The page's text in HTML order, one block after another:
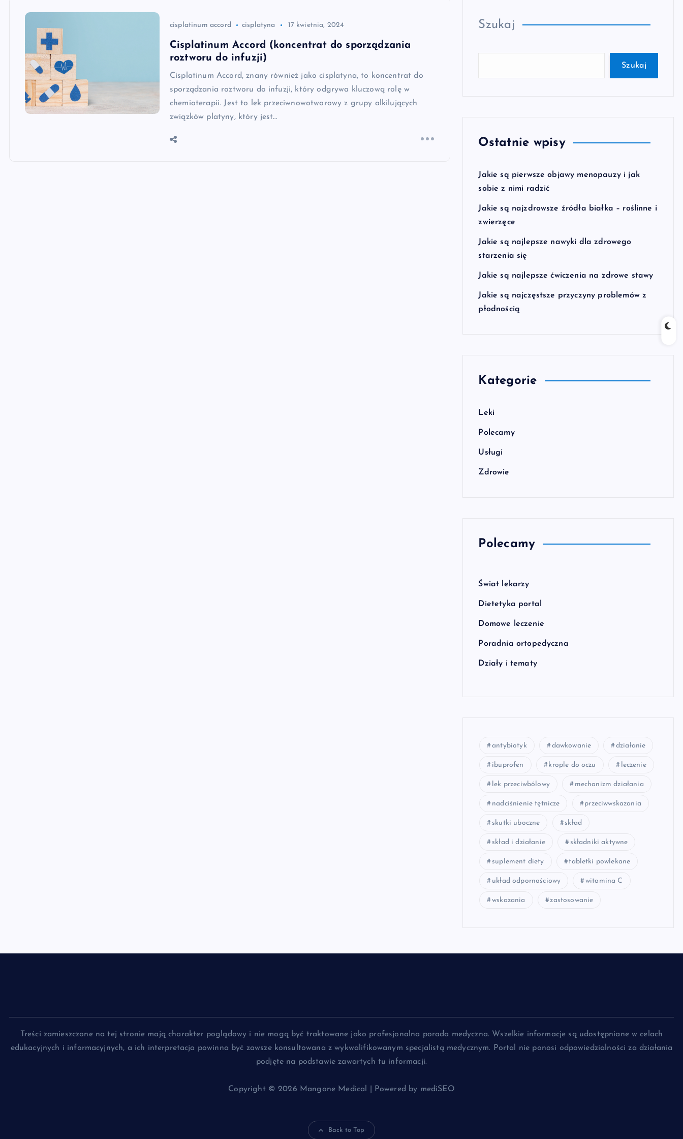
cisplatinum accord cisplatyna 17 kwietnia, 2024
Cisplatinum Accord (koncentrat do sporządzania
roztworu do infuzji)
Cisplatinum Accord, znany również jako cisplatyna, to koncentrat do
sporządzania roztworu do infuzji, który odgrywa kluczową rolę w
chemioterapii. Jest to lek przeciwnowotworowy z grupy alkilujących
związków platyny, który jest…
Szukaj
Szukaj
Ostatnie wpisy
Jakie są pierwsze objawy menopauzy i jak
sobie z nimi radzić
Jakie są najzdrowsze źródła białka – roślinne i
zwierzęce
Jakie są najlepsze nawyki dla zdrowego
starzenia się
Jakie są najlepsze ćwiczenia na zdrowe stawy
Jakie są najczęstsze przyczyny problemów z
płodnością
Kategorie
Leki
Polecamy
Usługi
Zdrowie
Polecamy
Świat lekarzy
Dietetyka portal
Domowe leczenie
Poradnia ortopedyczna
Działy i tematy
antybiotyk dawkowanie działanie
ibuprofen krople do oczu leczenie
lek przeciwbólowy mechanizm działania
nadciśnienie tętnicze przeciwwskazania
skutki uboczne skład
skład i działanie składniki aktywne
suplement diety tabletki powlekane
układ odpornościowy witamina C
wskazania zastosowanie
Treści zamieszczone na tej stronie mają charakter poglądowy i nie mogą być traktowane jako profesjonalna porada medyczna. Wszelkie informacje są udostępniane w celach
edukacyjnych i informacyjnych, a ich interpretacja powinna być zawsze konsultowana z wykwalifikowanym specjalistą medycznym. Portal nie ponosi odpowiedzialności za działania
podjęte na podstawie zawartych tu informacji.
Copyright © 2026 Mangone Medical | Powered by mediSEO
Back to Top